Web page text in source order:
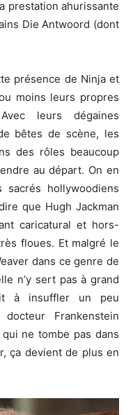
prestation ahurissante
Die Antwoord (dont
présence de Ninja et
moins leurs propres
leurs dégaines
bêtes de scène, les
des rôles beaucoup
au départ. On en
hollywoodiens
que Hugh Jackman
caricatural et hors-
floues. Et malgré le
dans ce genre de
n’y sert pas à grand
à insuffler un peu
Frankenstein
ne tombe pas dans
ça devient de plus en